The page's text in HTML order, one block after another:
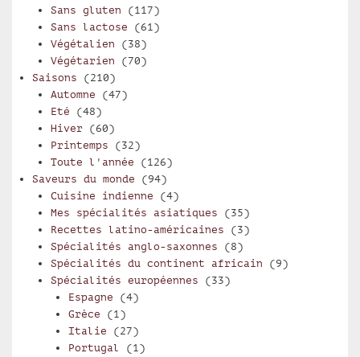
Sans gluten (117)
Sans lactose (61)
Végétalien (38)
Végétarien (70)
Saisons (210)
Automne (47)
Eté (48)
Hiver(60)
Printemps (32)
Toute l'année (126)
Saveurs du monde (94)
Cuisine indienne (4)
Mes spécialités asiatiques (35)
Recettes latino-américaines (3)
Spécialités anglo-saxonnes (8)
Spécialités du continent africain (9)
Spécialités européennes (33)
Espagne (4)
Grèce (1)
Italie (27)
Portugal
(1)